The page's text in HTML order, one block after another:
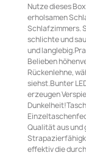
Nutze dieses
erholsamen
Schlafzimmers.
schlichte und
und
Belieben
Rückenlehne,
siehst.Bunter
erzeugen
Qualität aus
effektiv die